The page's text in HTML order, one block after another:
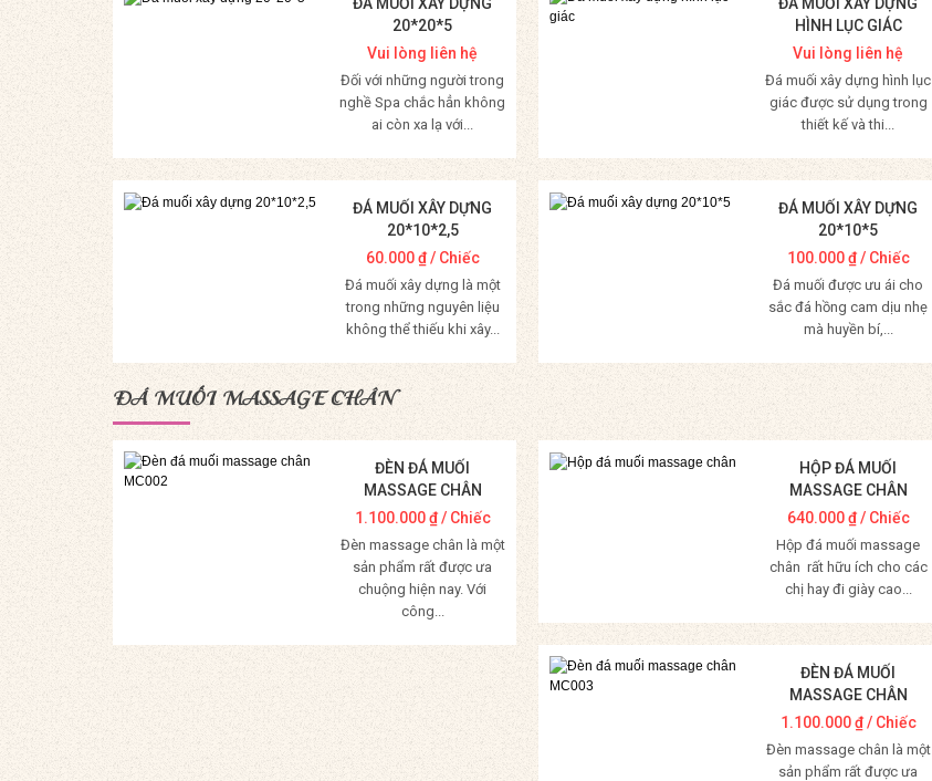
20*20*5
Vui lòng liên hệ
Đối với những người trong
nghề Spa chắc hẳn không
ai còn xa lạ với...
Mua Hàng
HÌNH LỤC GIÁC
Vui lòng liên hệ
Đá muối xây dựng hình lục
giác được sử dụng trong
thiết kế và thi...
Mua Hàng
ĐÁ MUỐI XÂY DỰNG
20*10*2,5
60.000₫/ Chiếc
Đá muối xây dựng là một
trong những nguyên liệu
không thể thiếu khi xây...
Mua Hàng
ĐÁ MUỐI XÂY DỰNG
20*10*5
100.000₫/ Chiếc
Đá muối được ưu ái cho
sắc đá hồng cam dịu nhẹ
mà huyền bí,...
Mua Hàng
ĐÁ MUỐI MASSAGE CHÂN
ĐÈN ĐÁ MUỐI
MASSAGE CHÂN
MC002
1.100.000₫/ Chiếc
Đèn massage chân là một
sản phẩm rất được ưa
chuộng hiện nay. Với
công...
Mua Hàng
HỘP ĐÁ MUỐI
MASSAGE CHÂN
640.000₫/ Chiếc
Hộp đá muối massage
chân rất hữu ích cho các
chị hay đi giày cao...
Mua Hàng
ĐÈN ĐÁ MUỐI
MASSAGE CHÂN
MC003
1.100.000₫/ Chiếc
Đèn massage chân là một
sản phẩm rất được ưa